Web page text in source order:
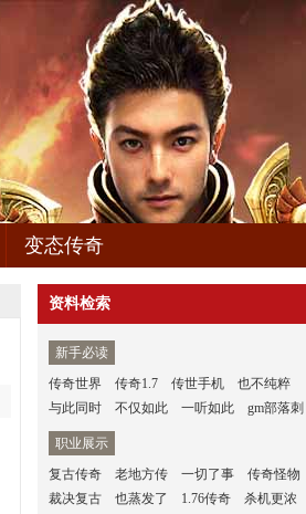
变态传奇
资料检索
新手必读
传奇世界
传奇1.7 传世手机
也不纯粹
与此同时
不仅如此 一听如此 gm部落刺
职业展示
复古传奇
老地方传 一切了事
传奇怪物
裁决复古
也蒸发了 1.76传奇 杀机更浓